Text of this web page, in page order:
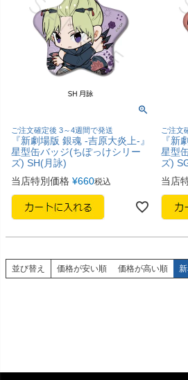
ご注文確定後 3～4週間で発送
『新劇場版 銀魂 -吉原大炎上-』
星型缶バッジ(ちぽっけシリー
ズ) SH(月詠)
当店特別価格 ¥660税込
ご注文
『新
星型
ズ)
当店
並び替え 価格が安い順 価格が高い順